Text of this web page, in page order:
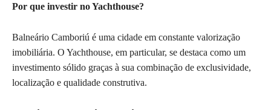
Por que investir no Yachthouse?
Balneário Camboriú é uma cidade em constante valorização
imobiliária. O Yachthouse, em particular, se destaca como um
investimento sólido graças à sua combinação de exclusividade,
localização e qualidade construtiva.